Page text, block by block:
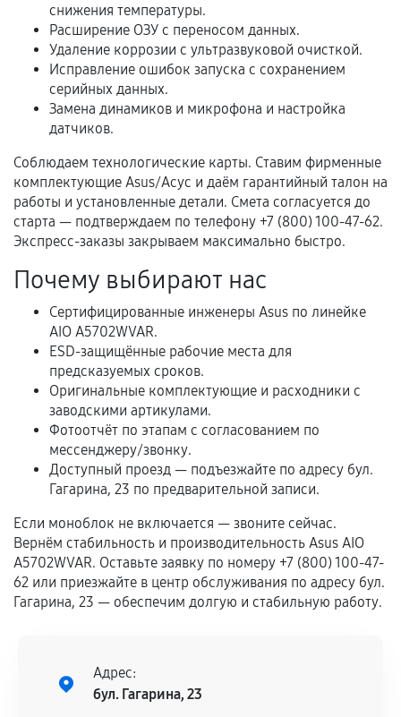
фиксируются в документах.
Когда гарантия не действует
Нарушение правил эксплуатации,
перегрев, коррозия.
Самостоятельный ремонт или вмешательство
третьих лиц.
Естественный износ деталей, если иное не
предусмотрено отдельно.
Обращение после окончания гарантийного
срока.
Программные сбои, если это не указано в
отдельных условиях.
Если комплектующие куплены
самостоятельно
Гарантия на выполненные работы может
сохраняться полностью или частично, если
соблюдены следующие условия:
Предоставленные детали подходят по
техническим параметрам и не имеют внешних
дефектов.
центром.
При этом гарантия на сами комплектующие
снижения температуры.
Расширение ОЗУ с переносом данных.
Удаление коррозии с ультразвуковой очисткой.
Исправление ошибок запуска с сохранением
серийных данных.
Замена динамиков и микрофона и настройка
датчиков.
Соблюдаем технологические карты. Ставим фирменные
комплектующие Asus/Асус и даём гарантийный талон на
работы и установленные детали. Смета согласуется до
старта — подтверждаем по телефону +7 (800) 100-47-62.
Экспресс-заказы закрываем максимально быстро.
Почему выбирают нас
Сертифицированные инженеры Asus по линейке
AIO A5702WVAR.
ESD-защищённые рабочие места для
предсказуемых сроков.
Оригинальные комплектующие и расходники с
заводскими артикулами.
Фотоотчёт по этапам с согласованием по
мессенджеру/звонку.
Доступный проезд — подъезжайте по адресу бул.
Гагарина, 23 по предварительной записи.
Если моноблок не включается — звоните сейчас.
Вернём стабильность и производительность Asus AIO
A5702WVAR. Оставьте заявку по номеру +7 (800) 100-47-
62 или приезжайте в центр обслуживания по адресу бул.
Гагарина, 23 — обеспечим долгую и стабильную работу.
Адрес:
бул. Гагарина, 23